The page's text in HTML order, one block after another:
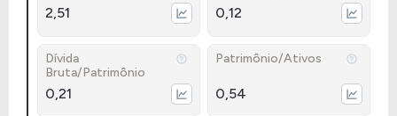
2,51 0,12
Dívida
Bruta/Patrimônio
0,21
Patrimônio/Ativos
0,54